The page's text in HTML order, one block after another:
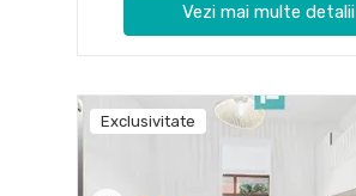
Vezi mai multe detalii
Exclusivitate